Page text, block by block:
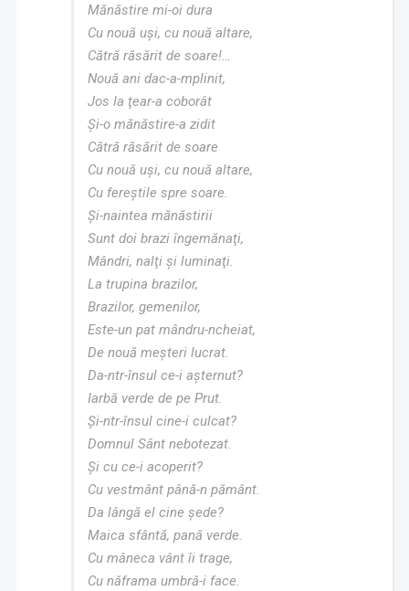
Mănăstire mi-oi dura
Cu nouă uși, cu nouă altare,
Cătră răsărit de soare!…
Nouă ani dac-a-mplinit,
Jos Ia ţear-a coborât
Și-o mănăstire-a zidit
Cătră răsărit de soare
Cu nouă uși, cu nouă altare,
Cu fereștile spre soare.
Și-naintea mănăstirii
Sunt doi brazi îngemănaţi,
Mândri, nalţi și luminaţi.
La trupina brazilor,
Brazilor, gemenilor,
Este-un pat mândru-ncheiat,
De nouă meșteri lucrat.
Da-ntr-însul ce-i așternut?
Iarbă verde de pe Prut.
Și-ntr-însul cine-i culcat?
Domnul Sânt nebotezat.
Și cu ce-i acoperit?
Cu vestmânt până-n pământ.
Da lângă el cine șede?
Maica sfântă, pană verde.
Cu mâneca vânt îi trage,
Cu năframa umbră-i face.